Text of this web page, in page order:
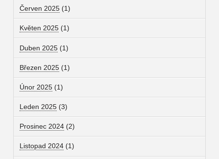
Červen 2025(1)
Květen 2025(1)
Duben 2025(1)
Březen 2025(1)
Únor 2025(1)
Leden 2025(3)
Prosinec 2024(2)
Listopad 2024(1)